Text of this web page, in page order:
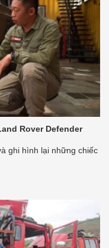
Rover Defender
ghi hình lại những chiếc